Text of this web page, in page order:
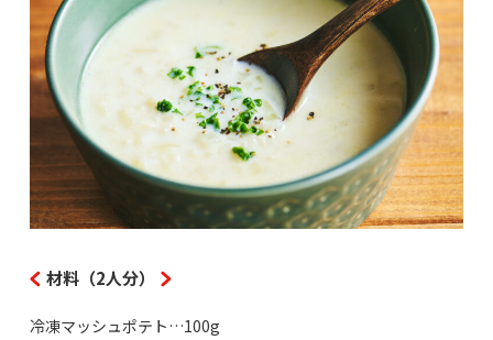
材料（2人分）
冷凍マッシュポテト…100g